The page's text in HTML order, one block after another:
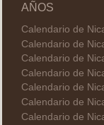
AÑOS
Calendario de
Calendario de
Calendario de
Calendario de
Calendario de
Calendario de
Calendario de